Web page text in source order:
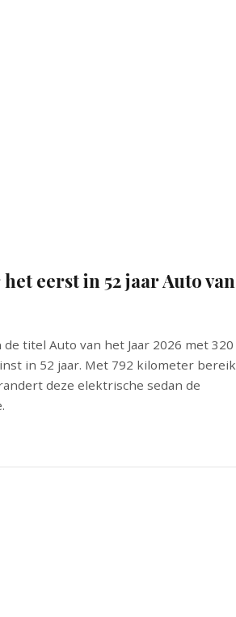
eerst in 52 jaar Auto van
titel Auto van het Jaar 2026 met 320
in 52 jaar. Met 792 kilometer bereik
deze elektrische sedan de